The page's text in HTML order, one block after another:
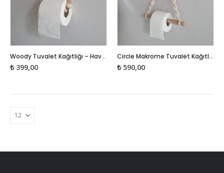
Woody Tuvalet Kağıtlığı – Havlu Askısı
₺399,00
Circle Makrome Tuvalet Kağıtlığı – Havlu Askısı
₺590,00